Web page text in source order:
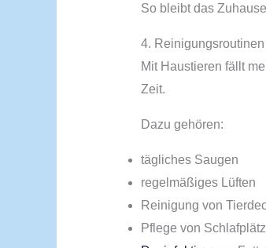
So bleibt das
4.
Mit Haustieren fällt
Zeit.
Dazu gehören:
tägliches Saugen
regelmäßiges Lüften
Reinigung von
Pflege von